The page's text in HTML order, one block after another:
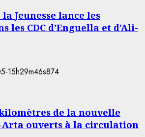
Jeunesse lance les
les CDC d’Enguella et d’Ali-
de la nouvelle
ouverts à la circulation